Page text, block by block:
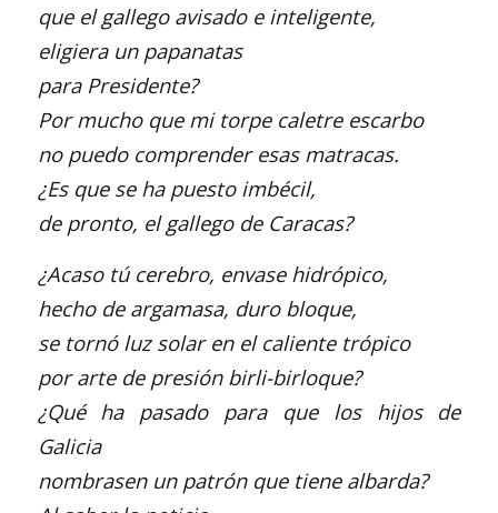
que el gallego avisado e inteligente,
eligiera un papanatas
para Presidente?
Por mucho que mi torpe caletre escarbo
no puedo comprender esas matracas.
¿Es que se ha puesto imbécil,
de pronto, el gallego de Caracas?
¿Acaso tú cerebro, envase hidrópico,
hecho de argamasa, duro bloque,
se tornó luz solar en el caliente trópico
por arte de presión birli-birloque?
¿Qué ha pasado para que los hijos de
Galicia
nombrasen un patrón que tiene albarda?